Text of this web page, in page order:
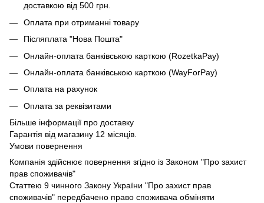
доставкою від 500 грн.
Оплата при отриманні товару
Післяплата "Нова Пошта"
Онлайн-оплата банківською карткою (RozetkaPay)
Онлайн-оплата банківською карткою (WayForPay)
Оплата на рахунок
Оплата за реквізитами
Більше інформації про доставку
Гарантія від магазину 12 місяців.
Умови повернення
Компанія здійснює повернення згідно із Законом "Про захист
прав споживачів"
Статтею 9 чинного Закону України "Про захист прав
споживачів" передбачено право споживача обміняти